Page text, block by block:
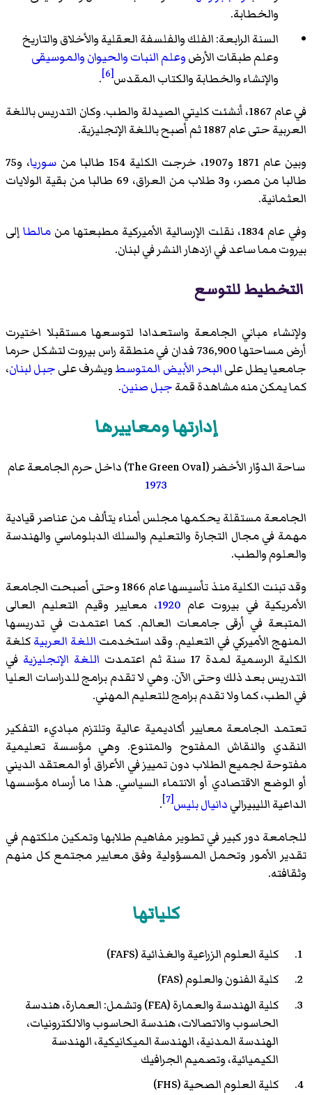
والخطابة.
السنة الرابعة: الفلك والفلسفة العقلية والأخلاق والتاريخ
وعلم طبقات الأرضوعلم النباتوالحيوانوالموسيقى
والإنشاء والخطابة والكتاب المقدس[6]
.
في عام 1867، أنشئت كليتي الصيدلة والطب. وكان التدريس باللغة
العربية حتى عام 1887 ثم أصبح باللغة الإنجليزية.
وبين عام 1871 و1907، خرجت الكلية 154 طالبا من
سوريا
، و75
طالبا من مصر، و3 طلاب من العراق، 69 طالبا من بقية الولايات
العثمانية.
وفي عام 1834، نقلت الإرسالية الأميركية مطبعتها من
مالطاإلى
بيروت مما ساعد في ازدهار النشر في لبنان.
التخطيط للتوسع
ولإنشاء مباني الجامعة واستعدادا لتوسعها مستقبلا اختيرت
أرض مساحتها 736,900 فدان في منطقة راس بيروت لتشكل حرما
جامعيا يطل علىالبحر الأبيض المتوسطويشرف علىجبل لبنان،
كما يمكن منه مشاهدة قمةجبل صنين.
إدارتها ومعاييرها
ساحة الدوّار الأخضر (The Green Oval) داخل حرم الجامعة عام
1973
الجامعة مستقلة يحكمها مجلس أمناء يتألف من عناصر قيادية
مهمة في مجال التجارة والتعليم والسلك الدبلوماسي والهندسة
والعلوم والطب.
وقد تبنت الكلية منذ تأسيسها عام 1866 وحتى أصبحت الجامعة
الأمريكية في بيروت عام 1920، معايير وقيم التعليم العالى
المتبعة في أرقى جامعات العالم. كما اعتمدت في تدريسها
المنهج الأميركي في التعليم. وقد استخدمت اللغة العربيةكلغة
الكلية الرسمية لمدة 17 سنة ثم اعتمدت
اللغة الإنجليزية في
التدريس بعد ذلك وحتى الآن. وهي لا تقدم برامج للدراسات العليا
في الطب، كما ولا تقدم برامج للتعليم المهني.
تعتمد الجامعة معايير أكاديمية عالية وتلتزم مباديء التفكير
النقدي والنقاش المفتوح والمتنوع. وهي مؤسسة تعليمية
مفتوحة لجميع الطلاب دون تمييز في الأعراق أو المعتقد الديني
أو الوضع الاقتصادي أو الانتماء السياسي. هذا ما أرساه مؤسسها
الداعية الليبيراليدانيال بليس[7]
.
للجامعة دور كبير في تطوير مفاهيم طلابها وتمكين ملكتهم في
تقدير الأمور وتحمل المسؤولية وفق معايير مجتمع كل منهم
وثقافته.
كلياتها
كلية العلوم الزراعية والغذائية (FAFS)
كلية الفنون والعلوم (FAS)
كلية الهندسة والعمارة (FEA) وتشمل: العمارة، هندسة
الحاسوب والاتصالات، هندسة الحاسوب والالكترونيات،
الهندسة المدنية، الهندسة الميكانيكية، الهندسة
الكيميائية، وتصميم الجرافيك
كلية العلوم الصحية (FHS)